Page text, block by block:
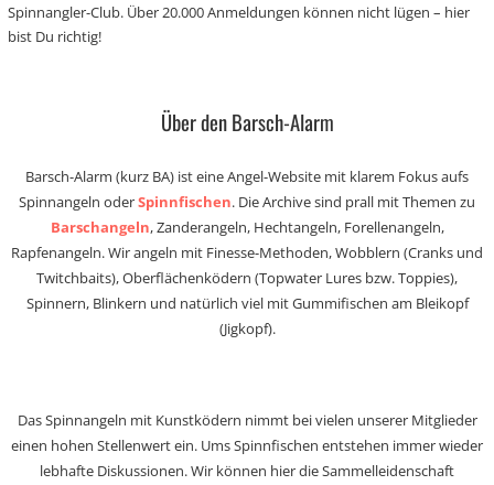
Spinnangler-Club. Über 20.000 Anmeldungen können nicht lügen – hier
bist Du richtig!
Über den Barsch-Alarm
Barsch-Alarm (kurz BA) ist eine Angel-Website mit klarem Fokus aufs
Spinnangeln oderSpinnfischen. Die Archive sind prall mit Themen zu
Barschangeln, Zanderangeln, Hechtangeln, Forellenangeln,
Rapfenangeln. Wir angeln mit Finesse-Methoden, Wobblern (Cranks und
Twitchbaits), Oberflächenködern (Topwater Lures bzw. Toppies),
Spinnern, Blinkern und natürlich viel mit Gummifischen am Bleikopf
(Jigkopf).
Das Spinnangeln mit Kunstködern nimmt bei vielen unserer Mitglieder
einen hohen Stellenwert ein. Ums Spinnfischen entstehen immer wieder
lebhafte Diskussionen. Wir können hier die Sammelleidenschaft